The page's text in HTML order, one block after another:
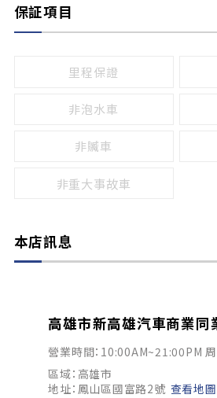
無
頭燈光源
保証項目
里程保證
非泡水車
非贓車
非重大事故車
本店訊息
高雄市新高雄汽車商業同
營業時間：10:00AM~21:00PM
區域：高雄市
地址：鳳山區國富路2號 查看地圖